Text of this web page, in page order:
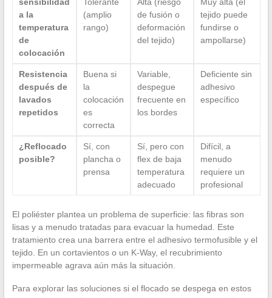
a la
temperatura
de
colocación
(amplio
rango)
de fusión o
deformación
del tejido)
tejido puede
fundirse o
ampollarse)
Resistencia
después de
lavados
repetidos
Buena si
la
colocación
es
correcta
Variable,
despegue
frecuente en
los bordes
Deficiente sin
adhesivo
específico
¿Reflocado
posible?
Sí, con
plancha o
prensa
Sí, pero con
flex de baja
temperatura
adecuado
Difícil, a
menudo
requiere un
profesional
El poliéster plantea un problema de superficie: las fibras son
lisas y a menudo tratadas para evacuar la humedad. Este
tratamiento crea una barrera entre el adhesivo termofusible y el
tejido. En un cortavientos o un K-Way, el recubrimiento
impermeable agrava aún más la situación.
Para explorar las soluciones si el flocado se despega en estos